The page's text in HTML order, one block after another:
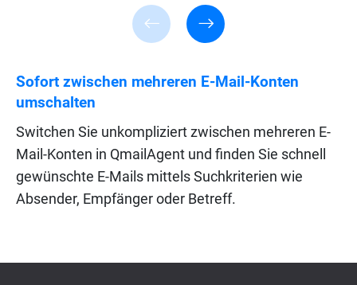
Sofort zwischen mehreren E-Mail-Konten
umschalten
Switchen Sie unkompliziert zwischen mehreren E-
Mail-Konten in QmailAgent und finden Sie schnell
gewünschte E-Mails mittels Suchkriterien wie
Absender, Empfänger oder Betreff.